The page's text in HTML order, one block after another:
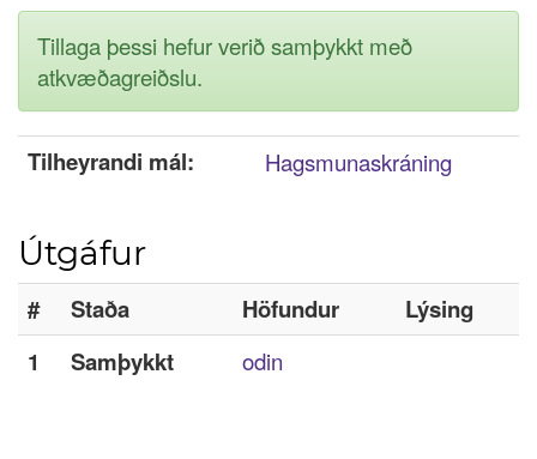
Tillaga þessi hefur verið samþykkt með
atkvæðagreiðslu.
Tilheyrandi mál: Hagsmunaskráning
Útgáfur
# Staða Höfundur
Lýsing
1
Samþykkt odin